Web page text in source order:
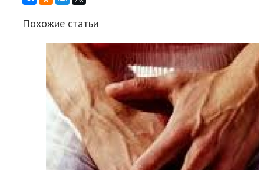
Похожие статьи